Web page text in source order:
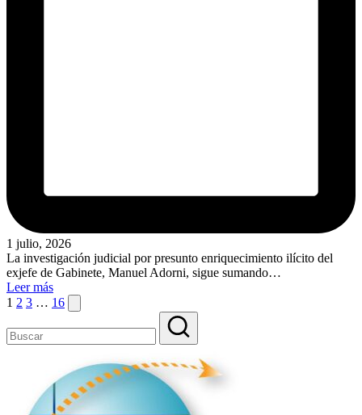
1 julio, 2026
La investigación judicial por presunto enriquecimiento ilícito del
exjefe de Gabinete, Manuel Adorni, sigue sumando…
Leer más
Paginación
de
entradas
1 2 3 … 16 Siguiente
página